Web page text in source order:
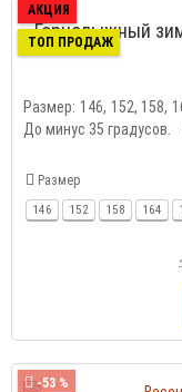
АКЦИЯ
ТОП ПРОДАЖ
Горнолыжный
Размер: 146, 152, 158,
До минус 35 градусов.
Размер
146 152 158 164
-53 %